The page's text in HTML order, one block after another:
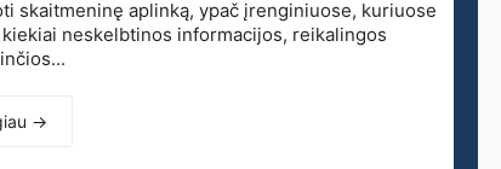
skaitmeninę aplinką, ypač įrenginiuose, kuriuose
neskelbtinos informacijos, reikalingos
→